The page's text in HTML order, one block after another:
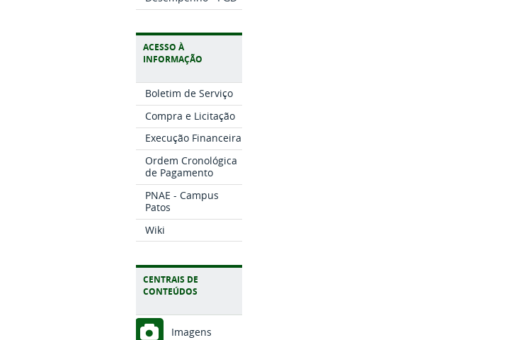
ACESSO À
INFORMAÇÃO
Boletim de Serviço
Compra e Licitação
Execução Financeira
Ordem Cronológica
de Pagamento
PNAE - Campus
Patos
Wiki
CENTRAIS DE
CONTEÚDOS
Imagens